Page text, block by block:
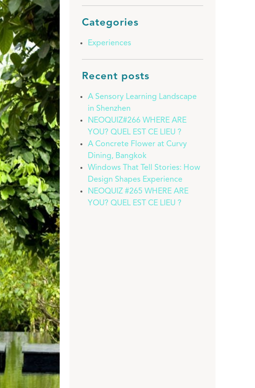
Categories
Experiences
Recent posts
A Sensory Learning Landscape
in Shenzhen
NEOQUIZ#266 WHERE ARE
YOU? QUEL EST CE LIEU ?
A Concrete Flower at Curvy
Dining, Bangkok
Windows That Tell Stories: How
Design Shapes Experience
NEOQUIZ #265 WHERE ARE
YOU? QUEL EST CE LIEU ?